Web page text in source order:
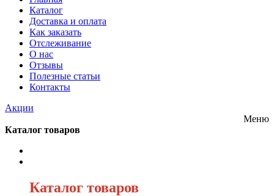
Каталог
Доставка и оплата
Как заказать
Отслеживание
О нас
Отзывы
Полезные статьи
Контакты
Акции
Меню
Каталог товаров
Каталог товаров